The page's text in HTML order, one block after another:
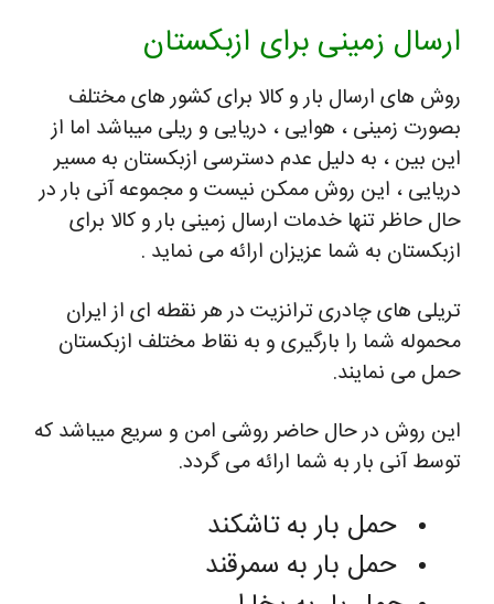
ارسال زمینی برای ازبکستان
روش های ارسال بار و کالا برای کشور های مختلف
بصورت زمینی ، هوایی ، دریایی و ریلی میباشد اما از
این بین ، به دلیل عدم دسترسی ازبکستان به مسیر
دریایی ، این روش ممکن نیست و مجموعه آنی بار در
حال حاظر تنها خدمات ارسال زمینی بار و کالا برای
ازبکستان به شما عزیزان ارائه می نماید .
تریلی های چادری ترانزیت در هر نقطه ای از ایران
محموله شما را بارگیری و به نقاط مختلف ازبکستان
حمل می نمایند.
این روش در حال حاضر روشی امن و سریع میباشد که
توسط آنی بار به شما ارائه می گردد.
حمل بار به تاشکند
حمل بار به سمرقند